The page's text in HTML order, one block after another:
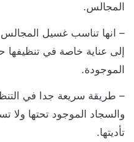
انها تناسب غسيل المجالس
عناية خاصة في تنظيفها
طريقة سريعة جدا في
الموجود تحتها ولا